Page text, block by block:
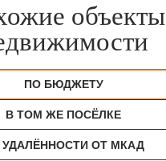
объекты
ПО БЮДЖЕТУ
В ТОМ ЖЕ ПОСЁЛКЕ
УДАЛЁННОСТИ ОТ МКАД